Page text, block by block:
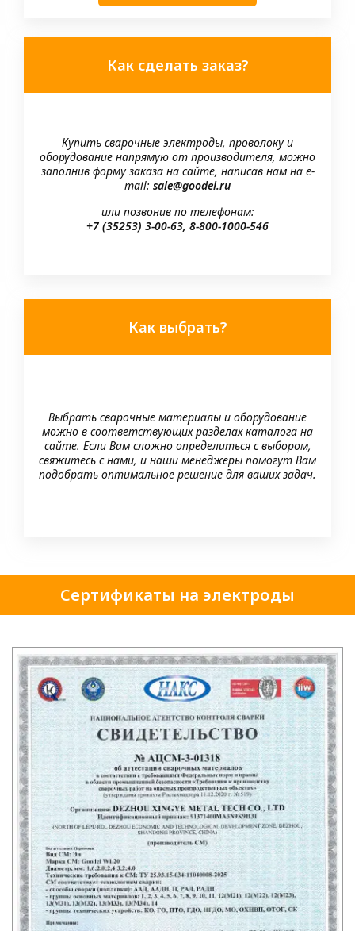
Как сделать заказ?
Купить сварочные электроды, проволоку и
оборудование напрямую от производителя, можно
заполнив форму заказа на сайте, написав нам на e-
mail: sale@goodel.ru
или позвонив по телефонам:
+7 (35253) 3-00-63, 8-800-1000-546
Как выбрать?
Выбрать сварочные материалы и оборудование
можно в соответствующих разделах каталога на
сайте. Если Вам сложно определиться с выбором,
свяжитесь с нами, и наши менеджеры помогут Вам
подобрать оптимальное решение для ваших задач.
Сертификаты на электроды